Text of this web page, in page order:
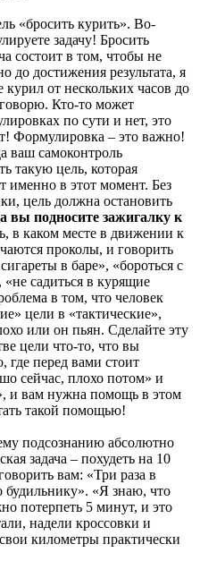
«бросить курить». Во-
задачу! Бросить
состоит в том, чтобы не
до достижения результата, я
от нескольких часов до
Кто-то может
по сути и нет, это
Формулировка – это важно!
ваш самоконтроль
такую цель, которая
именно в этот момент. Без
цель должна остановить
вы подносите зажигалку к
в каком месте в движении к
проколы, и говорить
в баре», «бороться с
«не садиться в курящие
в том, что человек
цели в «тактические»,
или он пьян. Сделайте эту
цели что-то, что вы
где перед вами стоит
сейчас, плохо потом» и
и вам нужна помощь в этом
такой помощью!
подсознанию абсолютно
задача – похудеть на 10
вам: «Три раза в
будильнику». «Я знаю, что
потерпеть 5 минут, и это
надели кроссовки и
километры практически